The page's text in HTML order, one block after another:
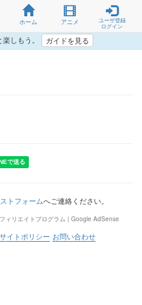
ホーム アニメ
ユーザ登録
ログイン
しもう。 ガイドを見る
トフォームへご連絡ください。
ィリエイトプログラム | Google AdSense
サイトポリシー お問い合わせ